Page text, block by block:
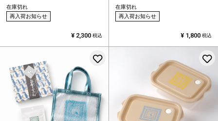
在庫切れ
再入荷お知らせ
¥ 2,300 税込
在庫切れ
再入荷お知らせ
¥ 1,800 税込